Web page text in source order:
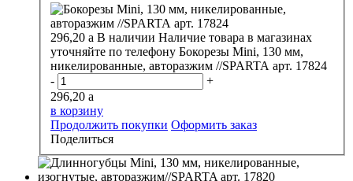
296,20 a В наличии Наличие товара в магазинах
уточняйте по телефону Бокорезы Mini, 130 мм,
никелированные, авторазжим //SPARTA арт. 17824
-
+
296,20 a
в корзину
Продолжить покупки Оформить заказ
Поделиться